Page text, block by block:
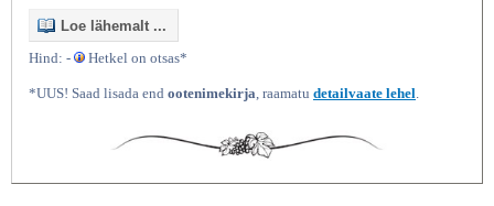
Loe lähemalt ...
Hind: -
Hetkel on otsas*
*UUS! Saad lisada end ootenimekirja, raamatu detailvaate lehel.